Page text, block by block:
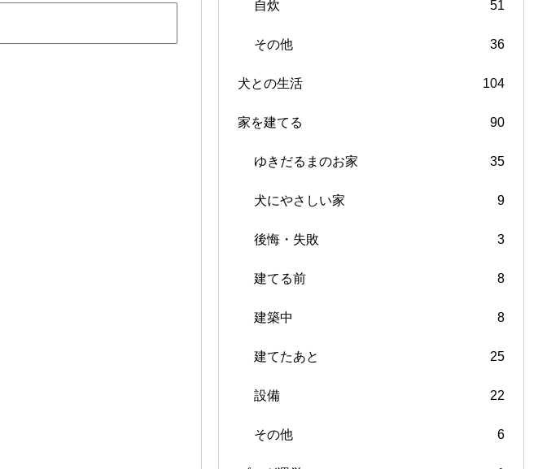
自炊 51
その他 36
犬との生活 104
家を建てる 90
ゆきだるまのお家 35
犬にやさしい家 9
後悔・失敗 3
建てる前 8
建築中 8
建てたあと 25
設備 22
その他 6